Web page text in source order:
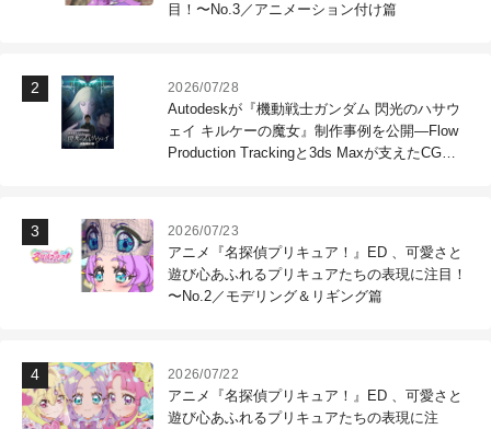
目！〜No.3／アニメーション付け篇
2026/07/28
Autodeskが『機動戦士ガンダム 閃光のハサウ
ェイ キルケーの魔女』制作事例を公開―Flow
Production Trackingと3ds Maxが支えたCG制
2026/07/23
アニメ『名探偵プリキュア！』ED 、可愛さと
遊び心あふれるプリキュアたちの表現に注目！
〜No.2／モデリング＆リギング篇
2026/07/22
アニメ『名探偵プリキュア！』ED 、可愛さと
遊び心あふれるプリキュアたちの表現に注